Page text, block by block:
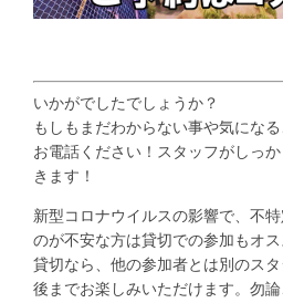
いかがでしたでしょうか？
もしもまだわからない事や気にな
お電話ください！スタッフがしっ
きます！
新型コロナウイルスの影響で、不
のが不安な方は貸切での参加もオス
貸切なら、他の参加者とは別のス
後までお楽しみいただけます。勿